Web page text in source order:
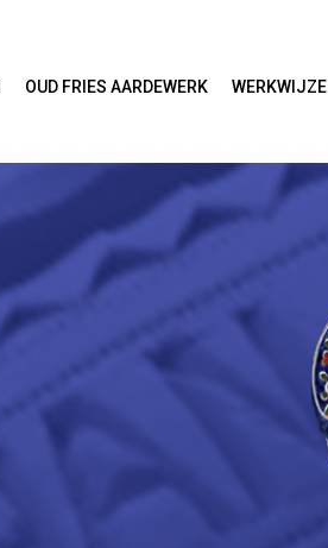
OUD FRIES AARDEWERK WERKWIJZE